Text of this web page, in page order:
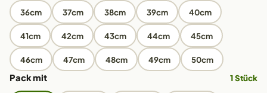
36cm 37cm 38cm 39cm 40cm
41cm 42cm 43cm 44cm 45cm
46cm 47cm 48cm 49cm 50cm
Pack mit 1 Stück